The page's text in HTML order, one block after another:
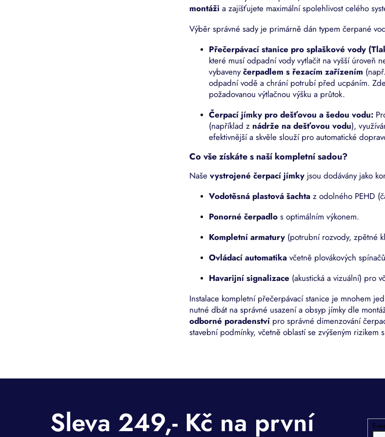
montáži a zajišťujete maximální spolehlivost celého
Výběr správné sady je primárně dán typem čerpané
Přečerpávací stanice pro splaškové vody
které musí odpadní vody vytlačit na vyšší úroveň
vybavenyčerpadlem s řezacím zařízením
odpadní vodě a chrání potrubí před ucpáním.
požadovanou výtlačnou výšku a průtok.
Čerpací jímky pro dešťovou a šedou vodu:
(například z nádrže na dešťovou vodu),
efektivnější a skvěle slouží pro automatické
Co vše získáte s naší kompletní sadou?
Naše vystrojené čerpací jímky jsou dodávány jako
Vodotěsná plastová šachta z odolného PEHD
Ponorné čerpadlo s optimálním výkonem.
Kompletní armatury (potrubní rozvody, zpětné
Ovládací automatika včetně plovákových
Havarijní signalizace (akustická a vizuální) pro
Instalace kompletní přečerpávací stanice je mnohem
nutné dbát na správné usazení a obsyp jímky dle
odborné poradenství pro správné dimenzování
stavební podmínky, včetně oblastí se zvýšeným rizikem
E-